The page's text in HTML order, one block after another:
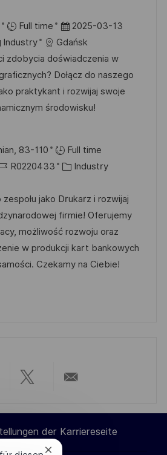
Full time
D
a
t
u
m
d
V
e
ö
f
f
e
n
2025-03-13
Industry
Gdańsk
zdobycia doświadczenia w
Dołącz do naszego
praktykant i rozwijaj swoje
środowisku!
83-110
Full time
J
R0220433
K
t
e
g
o
r
Industry
zespołu jako Drukarz i rozwijaj
firmie! Oferujemy
możliwość rozwoju oraz
w produkcji kart bankowych
Czekamy na Ciebie!
Über
Twitter
teilen
E-
Mail
der Karriereseite